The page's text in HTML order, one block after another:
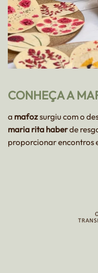
CONHEÇA A
a mafozsurgiu com o
maria rita haberde
proporcionar encontros